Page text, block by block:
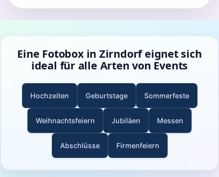
Eine Fotobox in Zirndorf eignet sich
ideal für alle Arten von Events
Hochzeiten Geburtstage Sommerfeste
Weihnachtsfeiern Jubiläen Messen
Abschlüsse Firmenfeiern